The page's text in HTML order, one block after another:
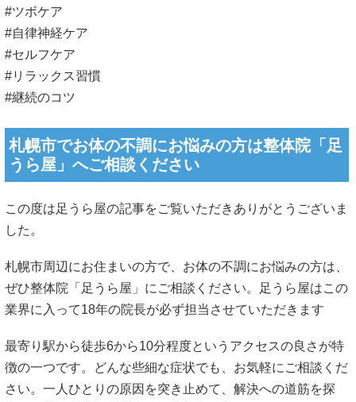
#ツボケア
#自律神経ケア
#セルフケア
#リラックス習慣
#継続のコツ
札幌市でお体の不調にお悩みの方は整体院「足
うら屋」へご相談ください
この度は足うら屋の記事をご覧いただきありがとうございま
した。
札幌市周辺にお住まいの方で、お体の不調にお悩みの方は、
ぜひ整体院「足うら屋」にご相談ください。足うら屋はこの
業界に入って18年の院長が必ず担当させていただきます
最寄り駅から徒歩6から10分程度というアクセスの良さが特
徴の一つです。どんな些細な症状でも、お気軽にご相談くだ
さい。一人ひとりの原因を突き止めて、解決への道筋を探